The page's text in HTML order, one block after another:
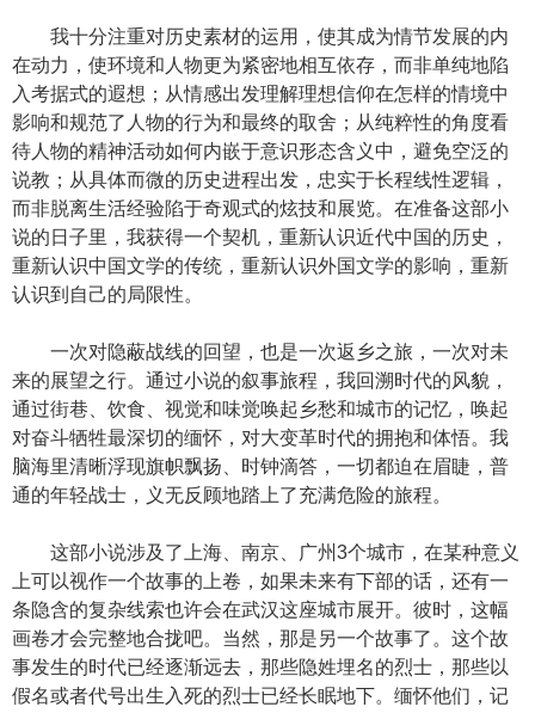
我十分注重对历史素材的运用，使其成为情节发展的内
在动力，使环境和人物更为紧密地相互依存，而非单纯地陷
入考据式的遐想；从情感出发理解理想信仰在怎样的情境中
影响和规范了人物的行为和最终的取舍；从纯粹性的角度看
待人物的精神活动如何内嵌于意识形态含义中，避免空泛的
说教；从具体而微的历史进程出发，忠实于长程线性逻辑，
而非脱离生活经验陷于奇观式的炫技和展览。在准备这部小
说的日子里，我获得一个契机，重新认识近代中国的历史，
重新认识中国文学的传统，重新认识外国文学的影响，重新
认识到自己的局限性。
一次对隐蔽战线的回望，也是一次返乡之旅，一次对未
来的展望之行。通过小说的叙事旅程，我回溯时代的风貌，
通过街巷、饮食、视觉和味觉唤起乡愁和城市的记忆，唤起
对奋斗牺牲最深切的缅怀，对大变革时代的拥抱和体悟。我
脑海里清晰浮现旗帜飘扬、时钟滴答，一切都迫在眉睫，普
通的年轻战士，义无反顾地踏上了充满危险的旅程。
这部小说涉及了上海、南京、广州3个城市，在某种意义
上可以视作一个故事的上卷，如果未来有下部的话，还有一
条隐含的复杂线索也许会在武汉这座城市展开。彼时，这幅
画卷才会完整地合拢吧。当然，那是另一个故事了。这个故
事发生的时代已经逐渐远去，那些隐姓埋名的烈士，那些以
假名或者代号出生入死的烈士已经长眠地下。缅怀他们，记